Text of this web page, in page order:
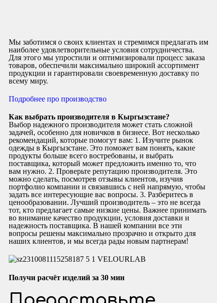
Мы заботимся о своих клиентах и стремимся предлагать им
наиболее удовлетворительные условия сотрудничества.
Для этого мы упростили и оптимизировали процесс заказа
товаров, обеспечили максимально широкий ассортимент
продукции и гарантировали своевременную доставку по
всему миру.
Подробнее про производство
Как выбрать производителя в Кыргызстане?
Выбор надежного производителя может стать сложной
задачей, особенно для новичков в бизнесе. Вот несколько
рекомендаций, которые помогут вам: 1. Изучите рынок
одежды в Кыргызстане. Это поможет вам понять, какие
продукты больше всего востребованы, и выбрать
поставщика, который может предложить именно то, что
вам нужно. 2. Проверьте репутацию производителя. Это
можно сделать, посмотрев отзывы клиентов, изучив
портфолио компании и связавшись с ней напрямую, чтобы
задать все интересующие вас вопросы. 3. Разберитесь в
ценообразовании. Лучший производитель – это не всегда
тот, кто предлагает самые низкие цены. Важнее принимать
во внимание качество продукции, условия доставки и
надежность поставщика. В нашей компании все эти
вопросы решены максимально прозрачно и открыто для
наших клиентов, и мы всегда рады новым партнерам!
Получи расчёт изделий за 30 мин